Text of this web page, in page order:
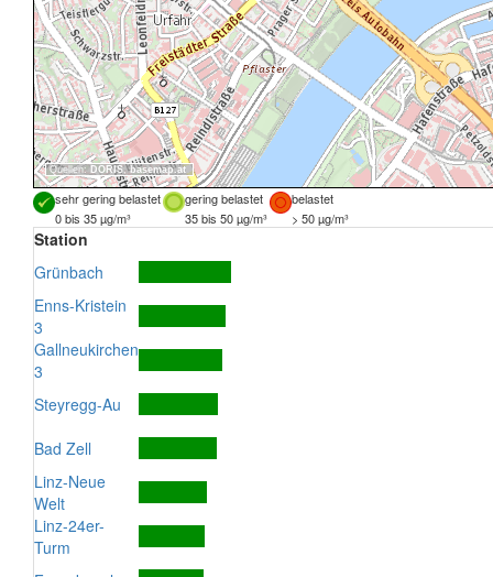
Quellen: DORIS,basemap.at
sehr gering belastet gering belastet
belastet
0 bis 35 µg/m³
35 bis 50 µg/m³ > 50 µg/m³
Station
Grünbach
Enns-Kristein
3
Gallneukirchen
3
Steyregg-Au
Bad Zell
Linz-Neue
Welt
Linz-24er-
Turm